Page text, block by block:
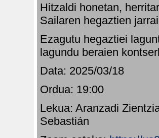
Hitzaldi honetan,
Sailaren hegaztien
Ezagutu hegaztiei
lagundu beraien
Data: 2025/03/18
Ordua: 19:00
Lekua: Aranzadi
Sebastián